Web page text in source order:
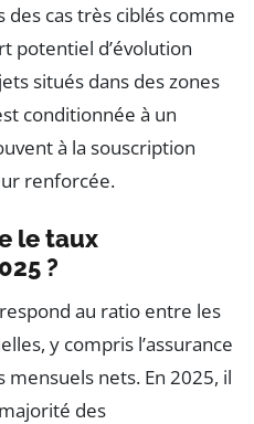
cas très ciblés comme
potentiel d’évolution
situés dans des zones
conditionnée à un
à la souscription
renforcée.
le taux
?
au ratio entre les
y compris l’assurance
nets. En 2025, il
des